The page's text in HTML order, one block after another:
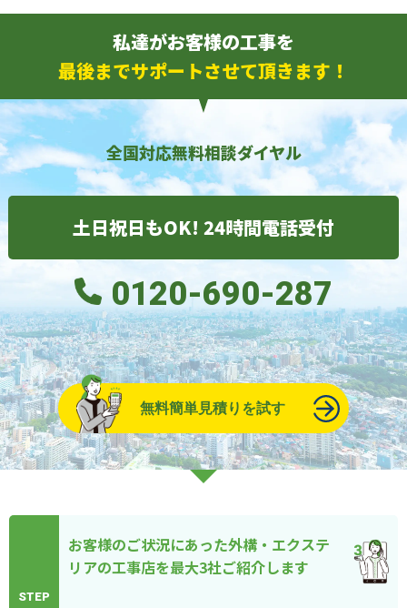
私達がお客様の工事を
最後までサポートさせて頂きます！
全国対応無料相談ダイヤル
土日祝日もOK! 24時間電話受付
0120-690-287
無料簡単見積りを試す
STEP
お客様のご状況にあった外構・エクステ
リアの工事店を最大3社ご紹介します